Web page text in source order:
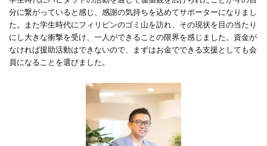
分に繋がっていると感じ、感謝の気持ちを込めてサポーターになりまし
た。また学生時代にフィリピンのゴミ山を訪れ、その現状を目の当たり
にし大きな衝撃を受け、一人ができることの限界を感じました。資金が
なければ援助活動はできないので、まずはお金でできる支援としても会
員になることを選びました。